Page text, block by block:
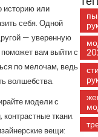
историю или
себя. Одной
— уверенную
вам выйти с
по мелочам, ведь
волшебства.
модели с
ткани.
вещи: